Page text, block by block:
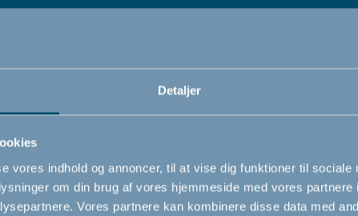
Detaljer
vores indhold og annoncer, til at vise dig funktioner til sociale
om din brug af vores hjemmeside med vores partnere
Vores partnere kan kombinere disse data med
vi vil bare gerne informere dig om
Navn